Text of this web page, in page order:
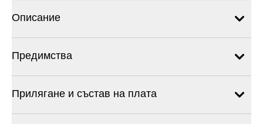
Описание
Предимства
Прилягане и състав на плата